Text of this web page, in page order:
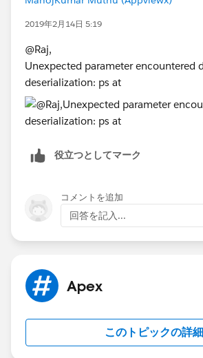
2019年2月14日 5:19
@Raj,
Unexpected parameter encountered
deserialization: ps at
役立つとしてマーク
コメントを追加
回答を記入...
Apex
このトピックの詳細